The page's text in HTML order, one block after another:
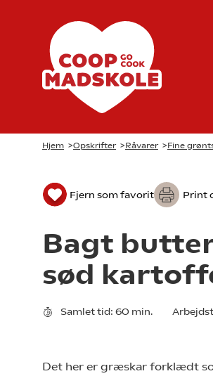
Hjem >Opskrifter >Råvarer >Fine
Fjern som favorit Print
Bagt
sød
Samlet tid: 60 min.
Det her er græskar forklædt